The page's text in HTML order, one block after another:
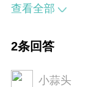
查看全部
2条回答
小蒜头